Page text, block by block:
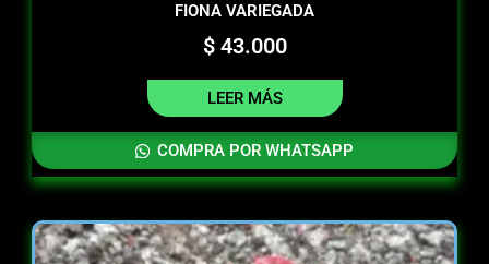
FIONA VARIEGADA
$43.000
LEER MÁS
COMPRA POR WHATSAPP